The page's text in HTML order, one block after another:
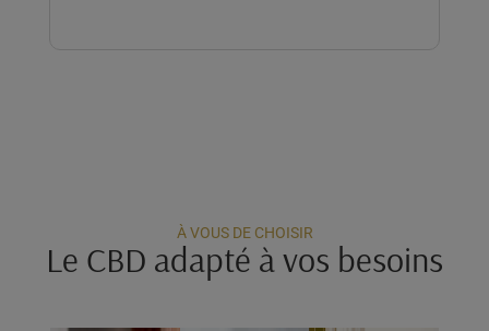
À VOUS DE CHOISIR
Le CBD adapté à vos besoins